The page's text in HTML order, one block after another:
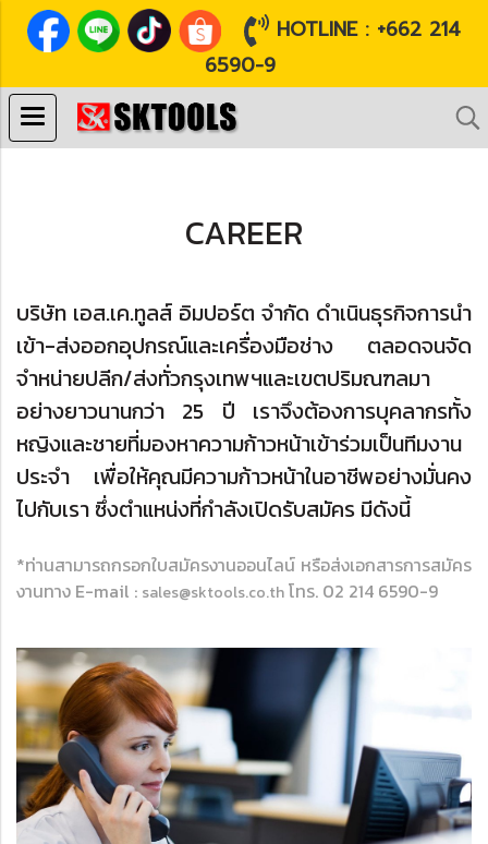
HOTLINE : +662 214
6590-9
CAREER
บริษัท เอส.เค.ทูลส์ อิมปอร์ต จำกัด ดำเนินธุรกิจการนำ
เข้า-ส่งออกอุปกรณ์และเครื่องมือช่าง ตลอดจนจัด
จำหน่ายปลีก/ส่งทั่วกรุงเทพฯและเขตปริมณฑลมา
อย่างยาวนานกว่า 25 ปี เราจึงต้องการบุคลากรทั้ง
หญิงและชายที่มองหาความก้าวหน้าเข้าร่วมเป็นทีมงาน
ประจำ เพื่อให้คุณมีความก้าวหน้าในอาชีพอย่างมั่นคง
ไปกับเรา ซึ่งตำแหน่งที่กำลังเปิดรับสมัคร มีดังนี้
*ท่านสามารถกรอกใบสมัครงานออนไลน์ หรือส่งเอกสารการสมัคร
งานทาง E-mail : sales@sktools.co.thโทร. 02 214 6590-9